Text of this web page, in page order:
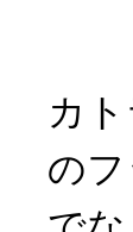
カ
の